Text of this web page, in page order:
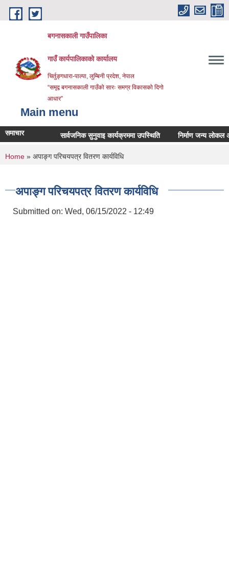
Skip to main content
बगनासकाली गाउँपालिका
गाउँ कार्यपालिकाको कार्यालय
चिर्तुङ्गधारा-पाल्पा, लुम्बिनी प्रदेश, नेपाल
“समृद्व बगनासकाली गाउँको सारः समग्र विकासको दिगो
आधार”
Main menu
समाचार सार्वजनिक सुनुवाइ कार्यक्रममा उपस्थिति निर्माण जन्य लोकल
You are here
Home » अपाङ्ग परिचयपत्र वितरण कार्यविधि
अपाङ्ग परिचयपत्र वितरण कार्यविधि
Submitted on: Wed, 06/15/2022 - 12:49